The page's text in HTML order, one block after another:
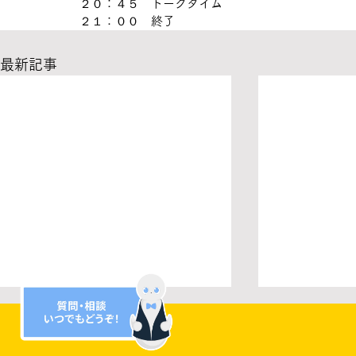
２０：４５　トークタイム
２１：００　終了
最新記事